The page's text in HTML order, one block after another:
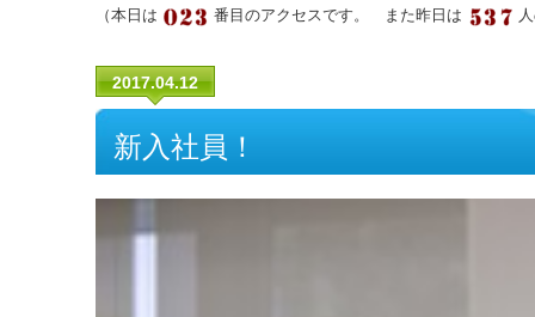
（本日は 番目のアクセスです。 また昨日は
2017.04.12
新入社員！